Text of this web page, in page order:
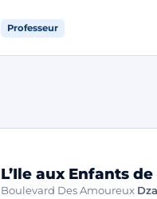
Professeur
L’Ile aux Enfants
Boulevard Des Amoureux